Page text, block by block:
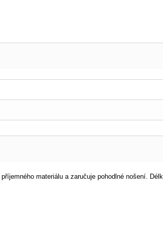
materiálu a zaručuje pohodlné nošení.